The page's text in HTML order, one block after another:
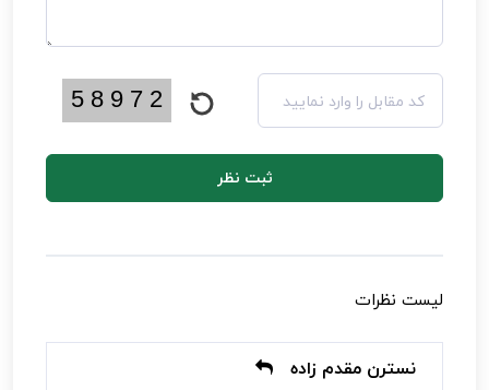
ثبت نظر
لیست نظرات
نسترن مقدم زاده